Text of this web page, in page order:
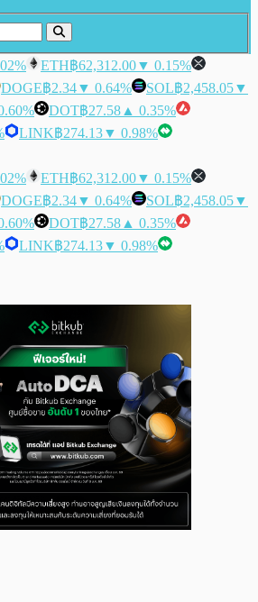
ETH฿62,312.00▼ 0.15%
DOGE฿2.34▼ 0.64% SOL฿2,458.05▼
DOT฿27.58 ▲ 0.35%
LINK฿274.13▼ 0.98%
ETH฿62,312.00▼ 0.15%
DOGE฿2.34▼ 0.64% SOL฿2,458.05▼
DOT฿27.58 ▲ 0.35%
LINK฿274.13▼ 0.98%